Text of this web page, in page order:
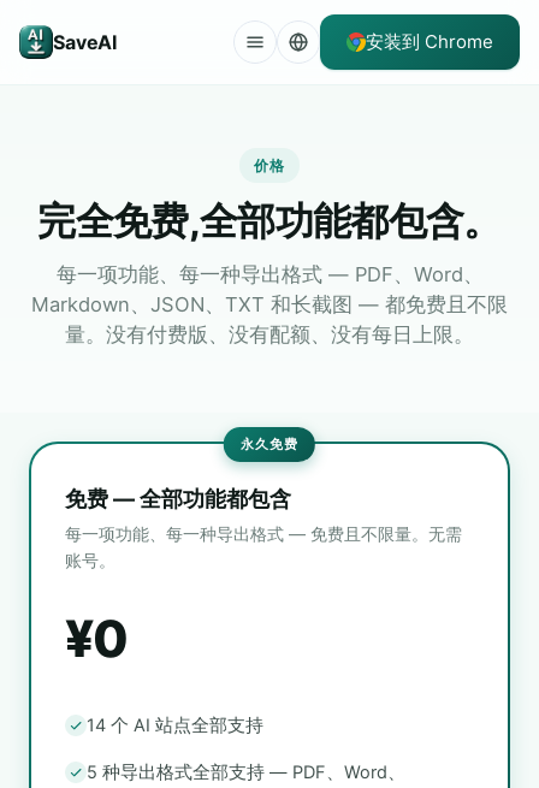
SaveAI 安装到 Chrome
价格
完全免费,全部功能都包含。
每一项功能、每一种导出格式 — PDF、Word、
Markdown、JSON、TXT 和长截图 — 都免费且不限
量。没有付费版、没有配额、没有每日上限。
永久免费
免费 — 全部功能都包含
每一项功能、每一种导出格式 — 免费且不限量。无需
账号。
¥0
14 个 AI 站点全部支持
5 种导出格式全部支持 — PDF、Word、